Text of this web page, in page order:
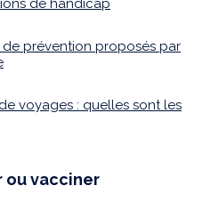
de handicap
prévention proposés par
voyages : quelles sont les
ou vacciner